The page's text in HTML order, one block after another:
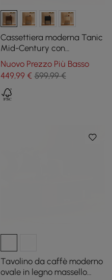
Cassettiera moderna Tanic
Mid-Century con
contenitore a 3 cassetti in
legno di frassino in noce
Nuovo Prezzo Più Basso
449,99€ 599,99 €
Tavolino da caffè moderno
ovale in legno massello